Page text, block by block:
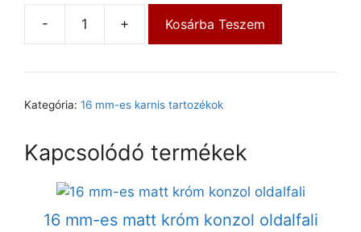
- + Kosárba Teszem
Kategória: 16 mm-es karnis tartozékok
Kapcsolódó termékek
16 mm-es matt króm konzol oldalfali